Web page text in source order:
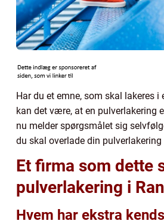
Har du et emne, som skal lakeres i
kan det være, at en pulverlakering
nu melder spørgsmålet sig
du skal overlade din pulverlakering
Et firma som dette
pulverlakering i
Hvem har ekstra